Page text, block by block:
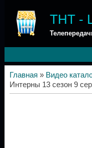
ТНТ -
Главная » Видео
Интерны 13 сезон 9